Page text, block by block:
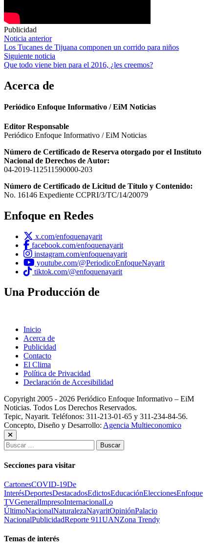
Publicidad
Navegación
de
entradas
Noticia anterior
Los Tucanes de Tijuana componen un corrido para niños
Siguiente noticia
Que todo viene bien para el 2016, ¿les creemos?
Acerca de
Periódico Enfoque Informativo / EiM Noticias
Editor Responsable
Periódico Enfoque Informativo / EiM Noticias
Número de Certificado de Reserva otorgado por el Instituto
Nacional de Derechos de Autor:
04-2019-112511590000-203
Número de Certificado de Licitud de Título y Contenido:
No. 16146 Expediente CCPRI/3/TC/14/20079
Enfoque en Redes
x.com/enfoquenayarit
facebook.com/enfoquenayarit
instagram.com/enfoquenayarit
youtube.com/@PeriodicoEnfoqueNayarit
tiktok.com/@enfoquenayarit
Una Producción de
Inicio
Acerca de
Publicidad
Contacto
El Clima
Política de Privacidad
Declaración de Accesibilidad
Copyright 2005 - 2026 Periódico Enfoque Informativo – EiM
Noticias. Todos Los Derechos Reservados.
Tepic, Nayarit. Teléfonos: 311-213-01-65 y 311-234-84-56.
Concepto, Diseño y Desarrollo: Agencia Multieconomico
Buscar:
Secciones para visitar
CartonesCOVID-19De
InterésDeportesDestacadosEdictosEducaciónEleccionesEnfoque
TVGeneralImpresoInternacionalLo
ÚltimoNacionalNaturalezaNayaritOpiniónPalacio
NacionalPublicidadReporte 911UANZona Trendy
Temas de interés